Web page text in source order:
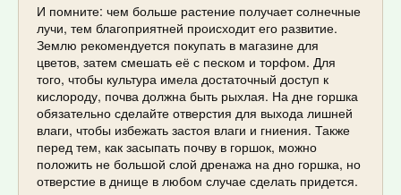
И помните: чем больше растение получает солнечные
лучи, тем благоприятней происходит его развитие.
Землю рекомендуется покупать в магазине для
цветов, затем смешать её с песком и торфом. Для
того, чтобы культура имела достаточный доступ к
кислороду, почва должна быть рыхлая. На дне горшка
обязательно сделайте отверстия для выхода лишней
влаги, чтобы избежать застоя влаги и гниения. Также
перед тем, как засыпать почву в горшок, можно
положить не большой слой дренажа на дно горшка, но
отверстие в днище в любом случае сделать придется.